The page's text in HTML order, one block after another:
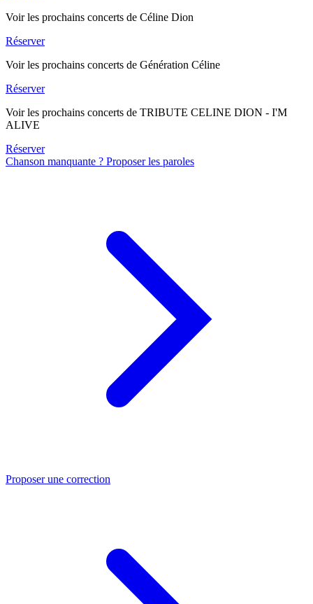
Voir les prochains concerts de Céline Dion
Réserver
Voir les prochains concerts de Génération Céline
Réserver
Voir les prochains concerts de TRIBUTE CELINE DION - I'M
ALIVE
Réserver
Chanson manquante ? Proposer les paroles
Proposer une correction